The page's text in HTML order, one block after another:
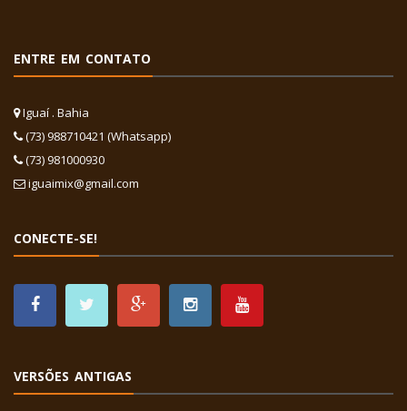
ENTRE EM CONTATO
Iguaí . Bahia
(73) 988710421 (Whatsapp)
(73) 981000930
iguaimix@gmail.com
CONECTE-SE!
VERSÕES ANTIGAS